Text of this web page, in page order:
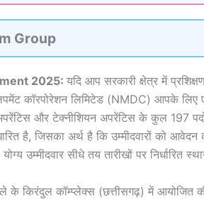
Group
2025: यदि आप सरकारी क्षेत्र में
कॉरपोरेशन लिमिटेड (NMDC) आपके
और टेक्नीशियन अपरेंटिस के कुल 197 पदों
है, जिसका अर्थ है कि उम्मीदवारों को
उम्मीदवार सीधे तय तारीखों पर निर्धारित
के किरंदुल कॉम्प्लेक्स (छत्तीसगढ़) में